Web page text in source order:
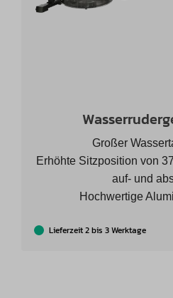
Großer
Erhöhte Sitzposition von
auf- und
Hochwertige
Lieferzeit 2 bis 3 Werktage